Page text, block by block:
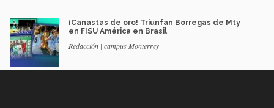
¡Canastas de oro! Triunfan Borregas de Mty
en FISU América en Brasil
Redacción | campus Monterrey